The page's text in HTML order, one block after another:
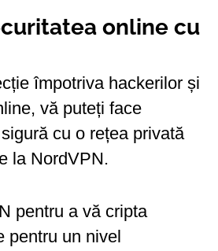
online cu
împotriva hackerilor și
vă puteți face
cu o rețea privată
la NordVPN.
pentru a vă cripta
pentru un nivel